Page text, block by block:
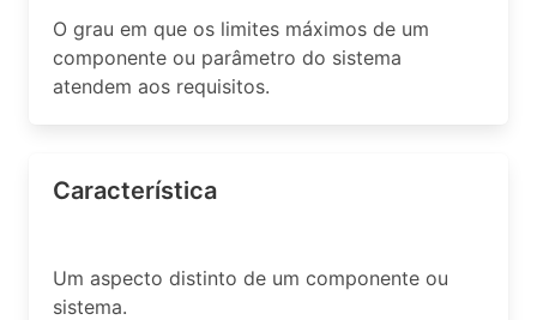
O grau em que os limites máximos de um
componente ou parâmetro do sistema
atendem aos requisitos.
Característica
Um aspecto distinto de um componente ou
sistema.